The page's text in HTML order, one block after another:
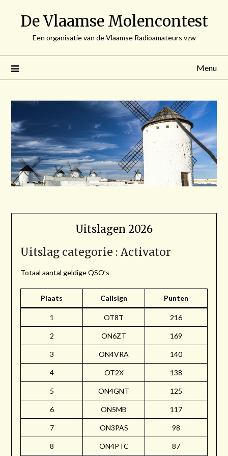
De Vlaamse Molencontest
Een organisatie van de Vlaamse Radioamateurs vzw
Menu
Uitslagen 2026
Uitslag categorie : Activator
Totaal aantal geldige QSO’s
Plaats Callsign Punten
1 OT8T 216
2 ON6ZT 169
3 ON4VRA 140
4 OT2X 138
5 ON4GNT 125
6 ON5MB 117
7 ON3PAS 98
8 ON4PTC 87